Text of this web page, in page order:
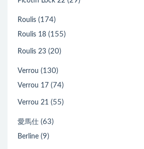
Roulis (174)
Roulis 18 (155)
Roulis 23 (20)
Verrou (130)
Verrou 17 (74)
Verrou 21 (55)
愛馬仕 (63)
Berline (9)